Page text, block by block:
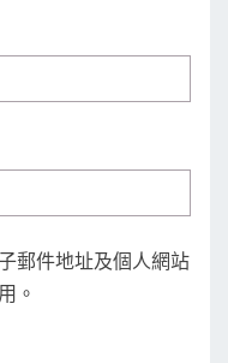
郵件地址及個人網站
。